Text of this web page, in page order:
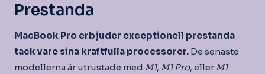
Prestanda
MacBook Pro erbjuder exceptionell prestanda
tack vare sina kraftfulla processorer. De senaste
modellerna är utrustade med M1, M1 Pro, eller M1